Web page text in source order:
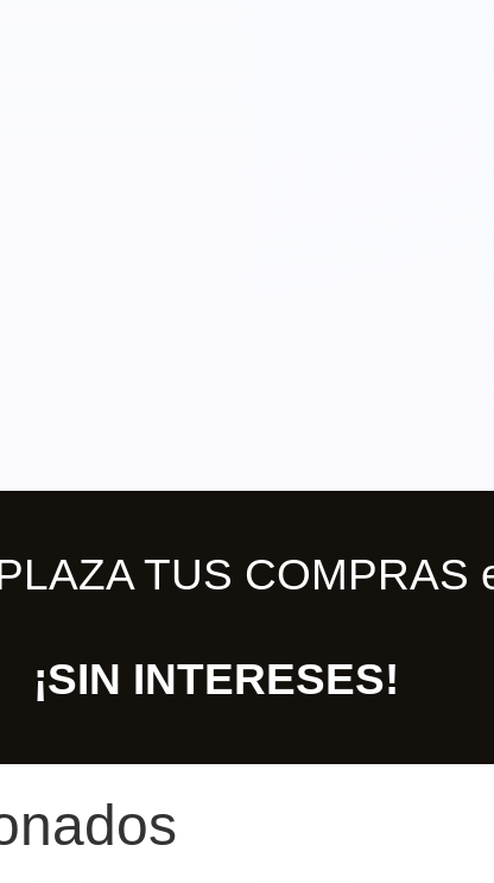
TUS COMPRAS
¡SIN INTERESES!